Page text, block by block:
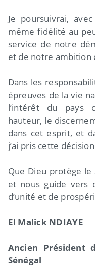
Je poursuivrai,
même fidélité au
service de notre
et de notre ambition
Dans les
épreuves de la vie
l’intérêt du pays
hauteur, le
dans cet esprit, et
j’ai pris cette
Que Dieu protège le
et nous guide vers
d’unité et de
El Malick NDIAYE
Ancien Président
Sénégal